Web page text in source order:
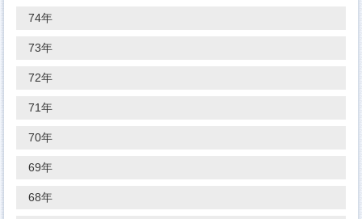
74年
73年
72年
71年
70年
69年
68年